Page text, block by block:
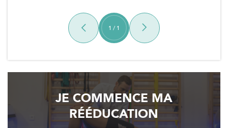
1 / 1
JE COMMENCE MA
RÉÉDUCATION